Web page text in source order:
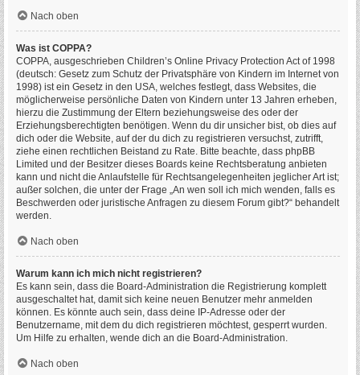
Nach oben
Was ist COPPA?
COPPA, ausgeschrieben Children’s Online Privacy Protection Act of 1998
(deutsch: Gesetz zum Schutz der Privatsphäre von Kindern im Internet von
1998) ist ein Gesetz in den USA, welches festlegt, dass Websites, die
möglicherweise persönliche Daten von Kindern unter 13 Jahren erheben,
hierzu die Zustimmung der Eltern beziehungsweise des oder der
Erziehungsberechtigten benötigen. Wenn du dir unsicher bist, ob dies auf
dich oder die Website, auf der du dich zu registrieren versuchst, zutrifft,
ziehe einen rechtlichen Beistand zu Rate. Bitte beachte, dass phpBB
Limited und der Besitzer dieses Boards keine Rechtsberatung anbieten
kann und nicht die Anlaufstelle für Rechtsangelegenheiten jeglicher Art ist;
außer solchen, die unter der Frage „An wen soll ich mich wenden, falls es
Beschwerden oder juristische Anfragen zu diesem Forum gibt?“ behandelt
werden.
Nach oben
Warum kann ich mich nicht registrieren?
Es kann sein, dass die Board-Administration die Registrierung komplett
ausgeschaltet hat, damit sich keine neuen Benutzer mehr anmelden
können. Es könnte auch sein, dass deine IP-Adresse oder der
Benutzername, mit dem du dich registrieren möchtest, gesperrt wurden.
Um Hilfe zu erhalten, wende dich an die Board-Administration.
Nach oben